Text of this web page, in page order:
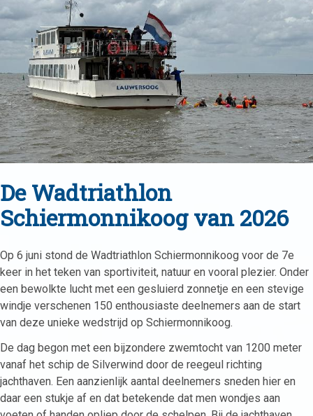
De Wadtriathlon
Schiermonnikoog van 2026
Op 6 juni stond de Wadtriathlon Schiermonnikoog voor de 7e
keer in het teken van sportiviteit, natuur en vooral plezier. Onder
een bewolkte lucht met een gesluierd zonnetje en een stevige
windje verschenen 150 enthousiaste deelnemers aan de start
van deze unieke wedstrijd op Schiermonnikoog.
De dag begon met een bijzondere zwemtocht van 1200 meter
vanaf het schip de Silverwind door de reegeul richting
jachthaven. Een aanzienlijk aantal deelnemers sneden hier en
daar een stukje af en dat betekende dat men wondjes aan